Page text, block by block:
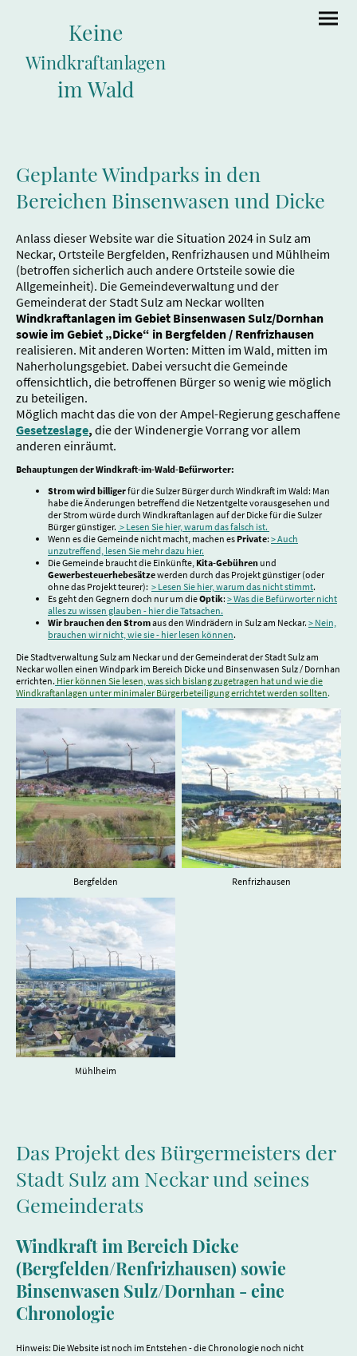
Keine
Windkraftanlagen
im Wald
Geplante Windparks in den
Bereichen Binsenwasen und Dicke
Anlass dieser Website war die Situation 2024 in Sulz am
Neckar, Ortsteile Bergfelden, Renfrizhausen und Mühlheim
(betroffen sicherlich auch andere Ortsteile sowie die
Allgemeinheit). Die Gemeindeverwaltung und der
Gemeinderat der Stadt Sulz am Neckar wollten
Windkraftanlagen im Gebiet Binsenwasen Sulz/Dornhan
sowie im Gebiet „Dicke“ in Bergfelden / Renfrizhausen
realisieren. Mit anderen Worten: Mitten im Wald, mitten im
Naherholungsgebiet. Dabei versucht die Gemeinde
offensichtlich, die betroffenen Bürger so wenig wie möglich
zu beteiligen.
Möglich macht das die von der Ampel-Regierung geschaffene
Gesetzeslage, die der Windenergie Vorrang vor allem
anderen einräumt.
Behauptungen der Windkraft-im-Wald-Befürworter:
Strom wird billigerfür die Sulzer Bürger durch Windkraft im Wald: Man
habe die Änderungen betreffend die Netzentgelte vorausgesehen und
der Strom würde durch Windkraftanlagen auf der Dicke für die Sulzer
Bürger günstiger. > Lesen Sie hier, warum das falsch ist.
Wenn es die Gemeinde nicht macht, machen es Private: > Auch
unzutreffend, lesen Sie mehr dazu hier.
Die Gemeinde braucht die Einkünfte, Kita-Gebühren und
Gewerbesteuerhebesätzewerden durch das Projekt günstiger (oder
ohne das Projekt teurer): > Lesen Sie hier, warum das nicht stimmt.
Es geht den Gegnern doch nur um dieOptik: > Was die Befürworter nicht
alles zu wissen glauben - hier die Tatsachen.
Wir brauchen den Stromaus den Windrädern in Sulz am Neckar. > Nein,
brauchen wir nicht, wie sie - hier lesen können.
Die Stadtverwaltung Sulz am Neckar und der Gemeinderat der Stadt Sulz am
Neckar wollen einen Windpark im Bereich Dicke und Binsenwasen Sulz / Dornhan
errichten. Hier können Sie lesen, was sich bislang zugetragen hat und wie die
Windkraftanlagen unter minimaler Bürgerbeteiligung errichtet werden sollten.
Bergfelden Renfrizhausen
Mühlheim
Das Projekt des Bürgermeisters der
Stadt Sulz am Neckar und seines
Gemeinderats
Windkraft im Bereich Dicke
(Bergfelden/Renfrizhausen) sowie
Binsenwasen Sulz/Dornhan - eine
Chronologie
Hinweis: Die Website ist noch im Entstehen - die Chronologie noch nicht